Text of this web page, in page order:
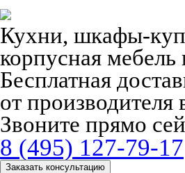
Кухни, шкафы-
корпусная мебель
Бесплатная
от производителя
Звоните прямо
8 (495) 127-79-17
Заказать консультацию